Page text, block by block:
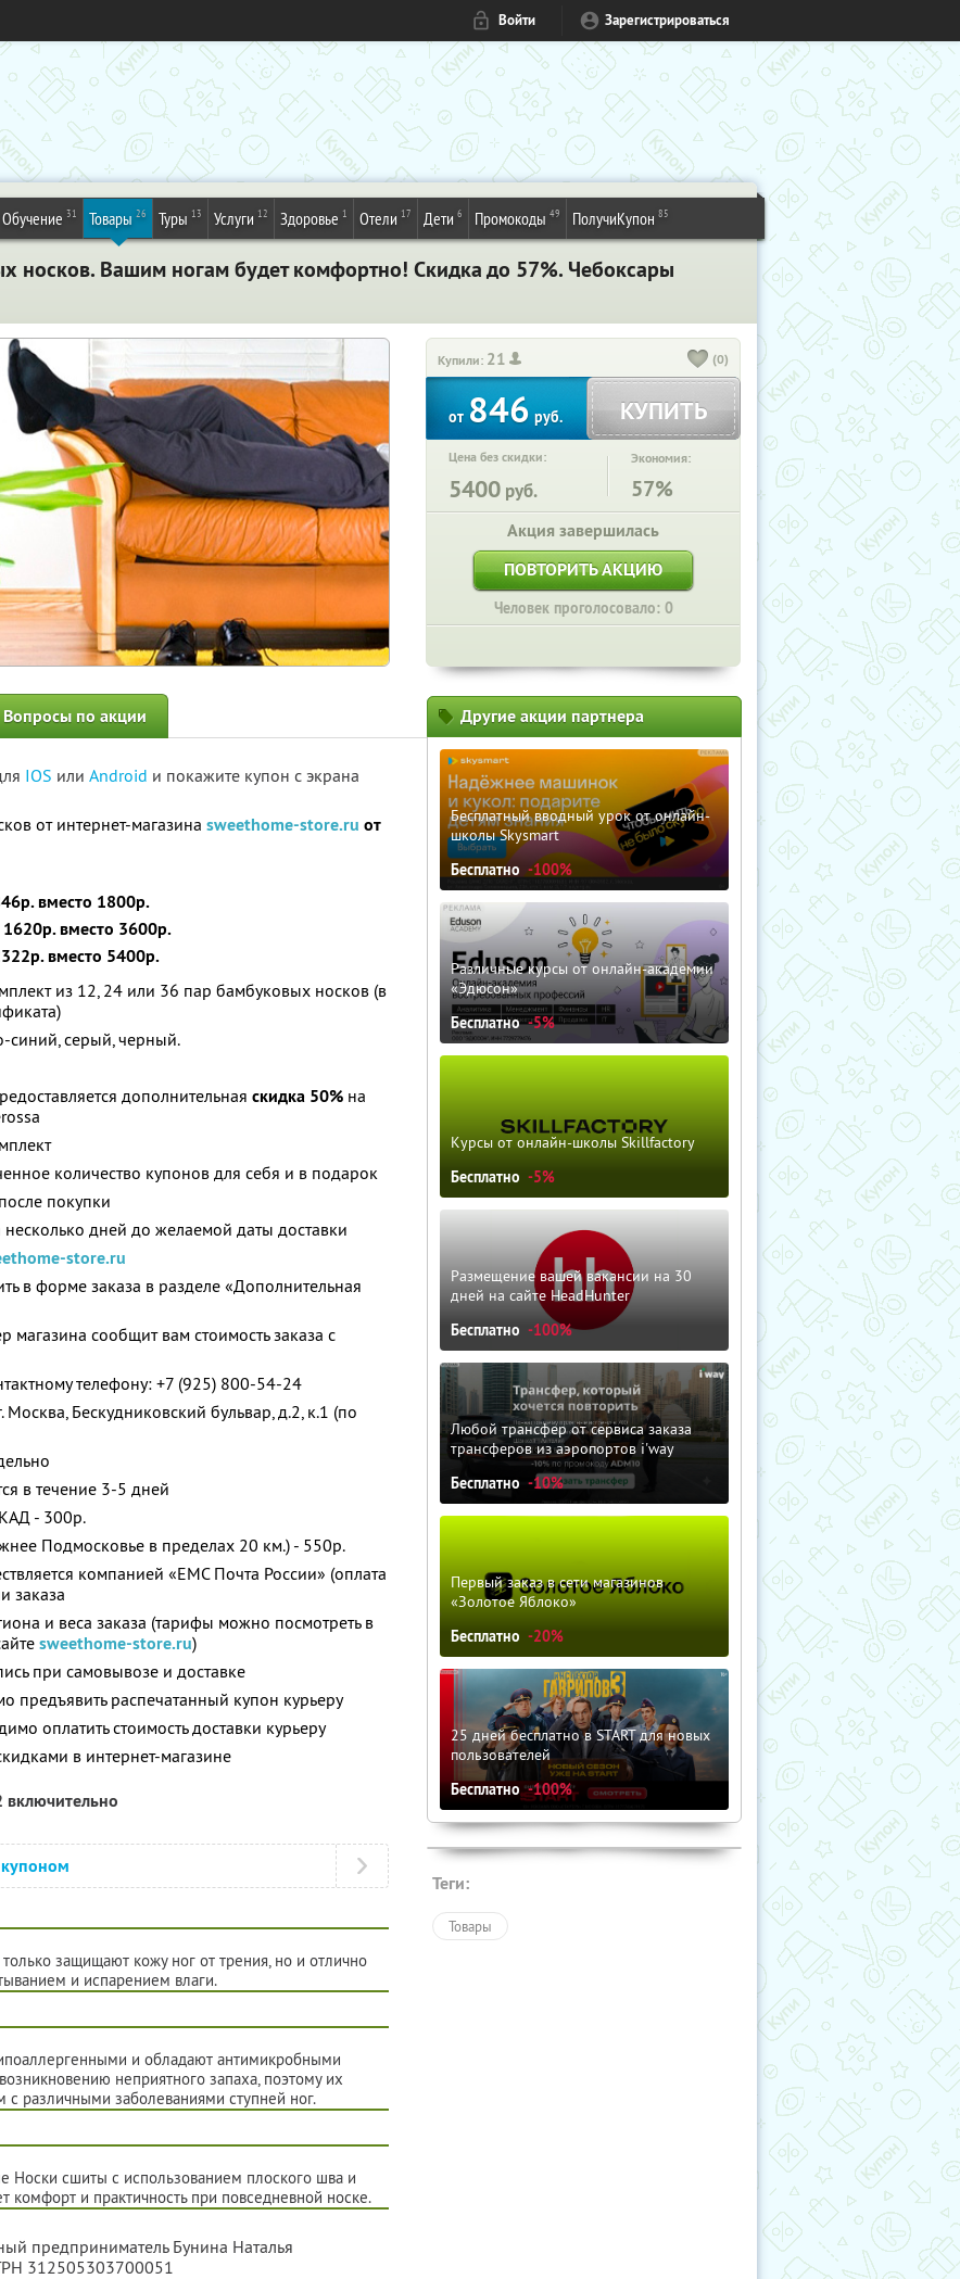
Войти Зарегистрироваться
Обучение 31 Товары 26 Туры 13 Услуги 12 Здоровье 1 Отели 17 Дети 6 Промокоды 49 ПолучиКупон 85
носков. Вашим ногам будет комфортно! Скидка до 57%. Чебоксары
Купили: 21 (0)
от846руб. КУПИТЬ
Цена без скидки:
5400 руб.
Экономия:
57%
Акция завершилась
ПОВТОРИТЬ АКЦИЮ
Человек проголосовало: 0
Вопросы по акции
IOS или Android и покажите купон с экрана
от интернет-магазина sweethome-store.ru от
вместо 1800р.
1620р. вместо 3600р.
вместо 5400р.
из 12, 24 или 36 пар бамбуковых носков (в
синий, серый, черный.
дополнительная скидка 50% на
количество купонов для себя и в подарок
покупки
дней до желаемой даты доставки
store.ru
в форме заказа в разделе «Дополнительная
магазина сообщит вам стоимость заказа с
телефону: +7 (925) 800-54-24
Бескудниковский бульвар, д.2, к.1 (по
в течение 3-5 дней
- 300р.
Подмосковье в пределах 20 км.) - 550р.
компанией «ЕМС Почта России» (оплата
заказа
и веса заказа (тарифы можно посмотреть в
sweethome-store.ru)
при самовывозе и доставке
предъявить распечатанный купон курьеру
оплатить стоимость доставки курьеру
в интернет-магазине
включительно
купоном
защищают кожу ног от трения, но и отлично
и испарением влаги.
и обладают антимикробными
неприятного запаха, поэтому их
различными заболеваниями ступней ног.
Носки сшиты с использованием плоского шва и
комфорт и практичность при повседневной носке.
предприниматель Бунина Наталья
312505303700051
Другие акции партнера
Бесплатный вводный урок от онлайн-
школы Skysmart
Бесплатно -100%
Различные курсы от онлайн-академии
«Эдюсон»
Бесплатно -5%
Курсы от онлайн-школы Skillfactory
Бесплатно -5%
Размещение вашей вакансии на 30
дней на сайте HeadHunter
Бесплатно -100%
Любой трансфер от сервиса заказа
трансферов из аэропортов i'way
Бесплатно -10%
Первый заказ в сети магазинов
«Золотое Яблоко»
Бесплатно -20%
25 дней бесплатно в START для новых
пользователей
Бесплатно -100%
Теги:
Товары